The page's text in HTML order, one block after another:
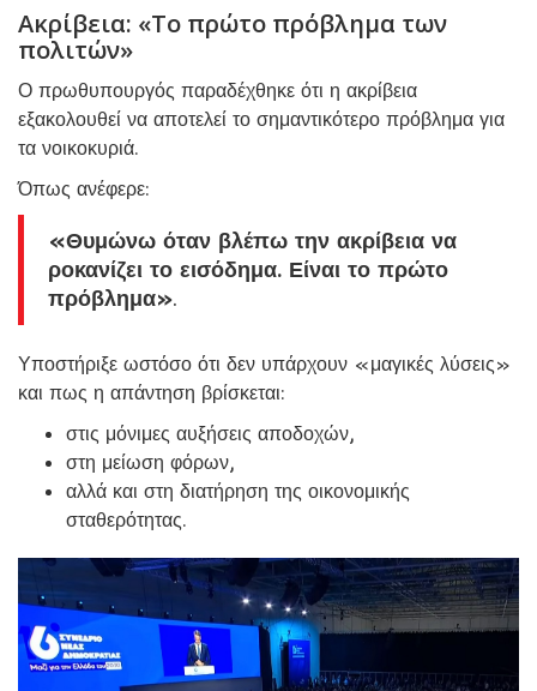
Ακρίβεια: «Το πρώτο πρόβλημα των
πολιτών»
Ο πρωθυπουργός παραδέχθηκε ότι η ακρίβεια
εξακολουθεί να αποτελεί το σημαντικότερο πρόβλημα για
τα νοικοκυριά.
Όπως ανέφερε:
«Θυμώνω όταν βλέπω την ακρίβεια να
ροκανίζει το εισόδημα. Είναι το πρώτο
πρόβλημα».
Υποστήριξε ωστόσο ότι δεν υπάρχουν «μαγικές λύσεις»
και πως η απάντηση βρίσκεται:
στις μόνιμες αυξήσεις αποδοχών,
στη μείωση φόρων,
αλλά και στη διατήρηση της οικονομικής
σταθερότητας.